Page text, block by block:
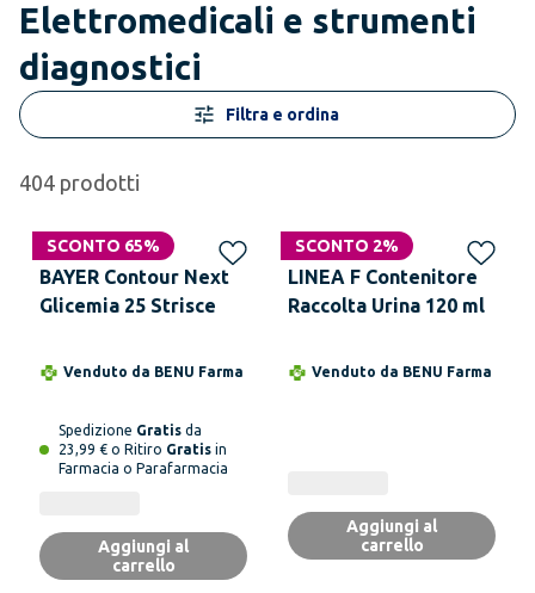
Elettromedicali e strumenti
diagnostici
Filtra e ordina
404 prodotti
SCONTO 65%
BAYER Contour Next
Glicemia 25 Strisce
Venduto da BENU Farma
Spedizione Gratis da
23,99 € o Ritiro Gratis in
Farmacia o Parafarmacia
Aggiungi al
carrello
SCONTO 2%
LINEA F Contenitore
Raccolta Urina 120 ml
Venduto da BENU Farma
Aggiungi al
carrello